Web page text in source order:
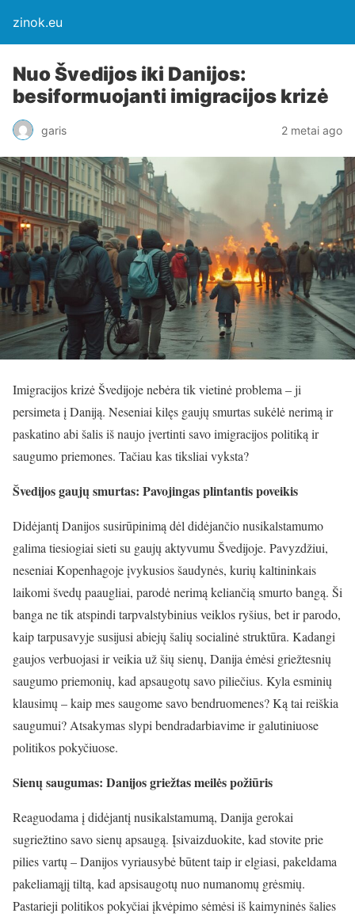
zinok.eu
Nuo Švedijos iki Danijos:
besiformuojanti imigracijos krizė
garis 2 metai ago
Imigracijos krizė Švedijoje nebėra tik vietinė problema – ji
persimeta į Daniją. Neseniai kilęs gaujų smurtas sukėlė nerimą ir
paskatino abi šalis iš naujo įvertinti savo imigracijos politiką ir
saugumo priemones. Tačiau kas tiksliai vyksta?
Švedijos gaujų smurtas: Pavojingas plintantis poveikis
Didėjantį Danijos susirūpinimą dėl didėjančio nusikalstamumo
galima tiesiogiai sieti su gaujų aktyvumu Švedijoje. Pavyzdžiui,
neseniai Kopenhagoje įvykusios šaudynės, kurių kaltininkais
laikomi švedų paaugliai, parodė nerimą keliančią smurto bangą. Ši
banga ne tik atspindi tarpvalstybinius veiklos ryšius, bet ir parodo,
kaip tarpusavyje susijusi abiejų šalių socialinė struktūra. Kadangi
gaujos verbuojasi ir veikia už šių sienų, Danija ėmėsi griežtesnių
saugumo priemonių, kad apsaugotų savo piliečius. Kyla esminių
klausimų – kaip mes saugome savo bendruomenes? Ką tai reiškia
saugumui? Atsakymas slypi bendradarbiavime ir galutiniuose
politikos pokyčiuose.
Sienų saugumas: Danijos griežtas meilės požiūris
Reaguodama į didėjantį nusikalstamumą, Danija gerokai
sugriežtino savo sienų apsaugą. Įsivaizduokite, kad stovite prie
pilies vartų – Danijos vyriausybė būtent taip ir elgiasi, pakeldama
pakeliamąjį tiltą, kad apsisaugotų nuo numanomų grėsmių.
Pastarieji politikos pokyčiai įkvėpimo sėmėsi iš kaimyninės šalies